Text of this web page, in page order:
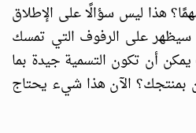
هذا ليس سؤالًا على الإطلاق
على الرفوف التي تمسك
أن تكون التسمية جيدة بما
بمنتجك؟ الآن هذا شيء يحتاج